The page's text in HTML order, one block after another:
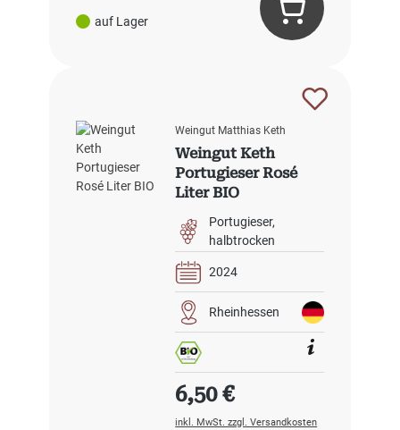
auf Lager
Weingut Matthias Keth
Weingut Keth
Portugieser Rosé
Liter BIO
Portugieser
halbtrocken
2024
Rheinhessen
Regulärer Preis:
6,50 €
inkl. MwSt. zzgl. Versandkosten